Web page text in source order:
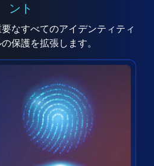
ント
なすべてのアイデンティティ
保護を拡張します。